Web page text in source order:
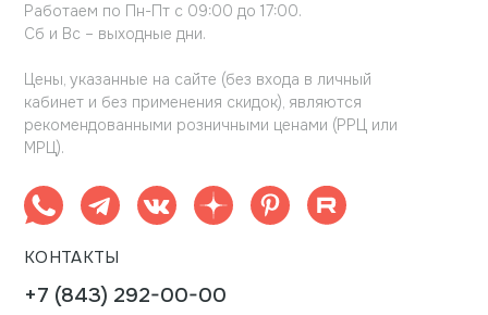
Работаем по Пн-Пт с 09:00 до 17:00.
Сб и Вс – выходные дни.
Цены, указанные на сайте (без входа в личный
кабинет и без применения скидок), являются
рекомендованными розничными ценами (РРЦ или
МРЦ).
КОНТАКТЫ
+7 (843) 292-00-00